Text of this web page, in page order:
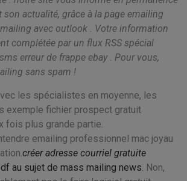
actualité, grâce à la page emailing
avec outlook . Votre information
complétée par un flux RSS spécial
erreur de frappe ebay . Pour vous,
sans spam !
les spécialistes en moyenne, les
exemple fichier prospect gratuit
fois plus grande partie.
emailing professionnel mac joyau
créer adresse courriel gratuite
au sujet de mass mailing news. Non,